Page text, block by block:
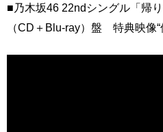
■乃木坂46 22ndシングル「帰
（CD＋Blu-ray）盤 特典映像“